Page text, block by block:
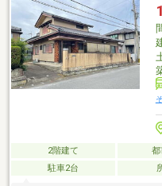
2階建て 都
駐車2台